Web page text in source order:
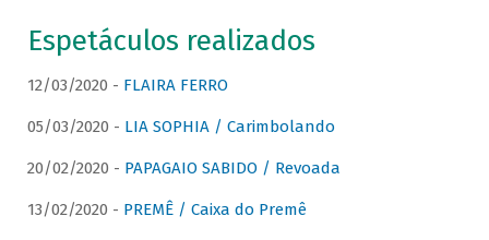
Espetáculos realizados
12/03/2020 - FLAIRA FERRO
05/03/2020 - LIA SOPHIA / Carimbolando
20/02/2020 - PAPAGAIO SABIDO / Revoada
13/02/2020 - PREMÊ / Caixa do Premê